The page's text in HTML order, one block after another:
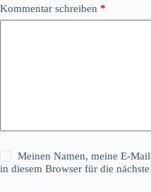
Kommentar schreiben *
Meinen Namen, meine E-
in diesem Browser für die